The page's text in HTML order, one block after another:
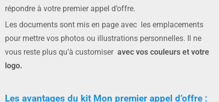
répondre à votre premier appel d’offre.
Les documents sont mis en page avec les emplacements
pour mettre vos photos ou illustrations personnelles. Il ne
vous reste plus qu’à customiser avec vos couleurs et votre
logo.
Les avantages du kit Mon premier appel d’offre :